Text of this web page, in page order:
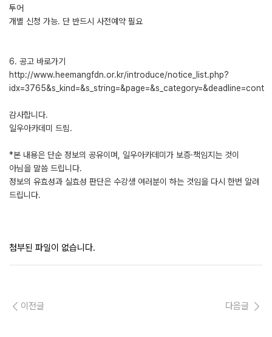
투어
개별 신청 가능. 단 반드시 사전예약 필요
6. 공고 바로가기
http://www.heemangfdn.or.kr/introduce/notice_list.php?
idx=3765&s_kind=&s_string=&page=&s_category=&deadline=cont
감사합니다.
일우아카데미 드림.
*본 내용은 단순 정보의 공유이며, 일우아카데미가 보증·책임지는 것이
아님을 말씀 드립니다.
정보의 유효성과 실효성 판단은 수강생 여러분이 하는 것임을 다시 한번 알려
드립니다.
첨부된 파일이 없습니다.
이전글 다음글